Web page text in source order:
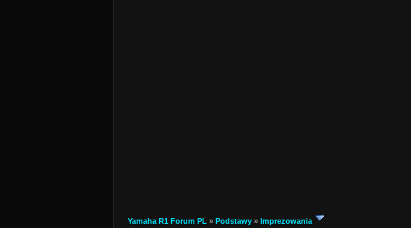
Yamaha R1 Forum PL » Podstawy » Imprezowania